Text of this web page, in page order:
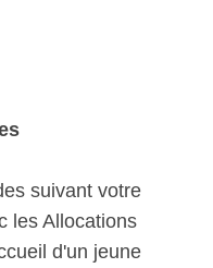
suivant votre
les Allocations
d'un jeune